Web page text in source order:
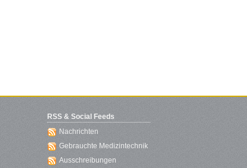
RSS & Social Feeds
Nachrichten
Gebrauchte Medizintechnik
Ausschreibungen